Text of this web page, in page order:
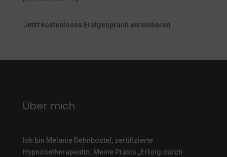
Jetzt kostenloses Erstgespräch vereinbaren
Über mich
Ich bin Melanie Dehnbostel, zertifizierte
Hypnosetherapeutin. Meine Praxis „Erfolg durch